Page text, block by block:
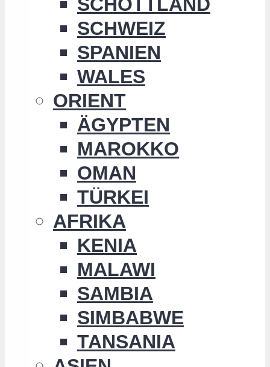
SCHWEIZ
SPANIEN
WALES
ORIENT
ÄGYPTEN
MAROKKO
OMAN
TÜRKEI
AFRIKA
KENIA
MALAWI
SAMBIA
SIMBABWE
TANSANIA